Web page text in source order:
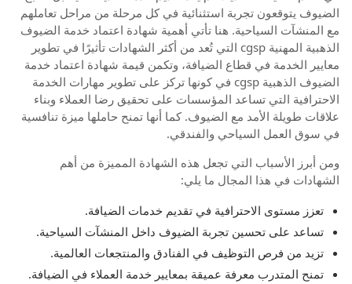
الضيوف يتوقعون تجربة استثنائية في كل مرحلة من مراحل تعاملهم
مع المنشآت السياحية. هنا تأتي أهمية شهادة اعتماد خدمة الضيوف
الذهبية المهنية cgsp التي تُعد من أكثر الشهادات تأثيرًا في تطوير
معايير الخدمة في قطاع الضيافة، وتكمن قيمة شهادة اعتماد خدمة
الضيوف الذهبية cgsp في كونها تركز على تطوير مهارات الخدمة
الاحترافية التي تساعد المؤسسات على تحقيق رضا العملاء وبناء
علاقات طويلة الأمد مع الضيوف. كما أنها تمنح حاملها ميزة تنافسية
في سوق العمل السياحي والفندقي.
ومن أبرز الأسباب التي تجعل هذه الشهادة المميزة من أهم
الشهادات في هذا المجال ما يلي:
تعزز مستوى الاحترافية في تقديم خدمات الضيافة.
تساعد على تحسين تجربة الضيوف داخل المنشآت السياحية.
تزيد من فرص التوظيف في الفنادق والمنتجعات العالمية.
تمنح المتدرب معرفة عميقة بمعايير خدمة العملاء في الضيافة.